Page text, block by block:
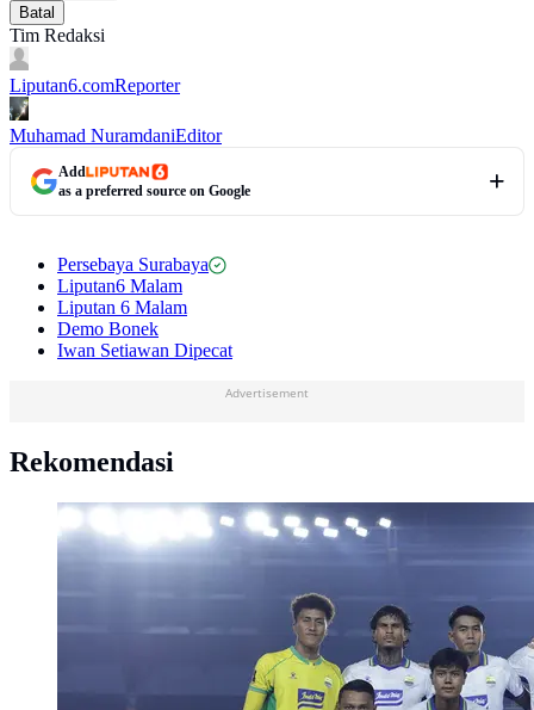
Batal
Tim Redaksi
Liputan6.comReporter
Muhamad NuramdaniEditor
Add
as a preferred source on Google
Persebaya Surabaya
Liputan6 Malam
Liputan 6 Malam
Demo Bonek
Iwan Setiawan Dipecat
Advertisement
Rekomendasi